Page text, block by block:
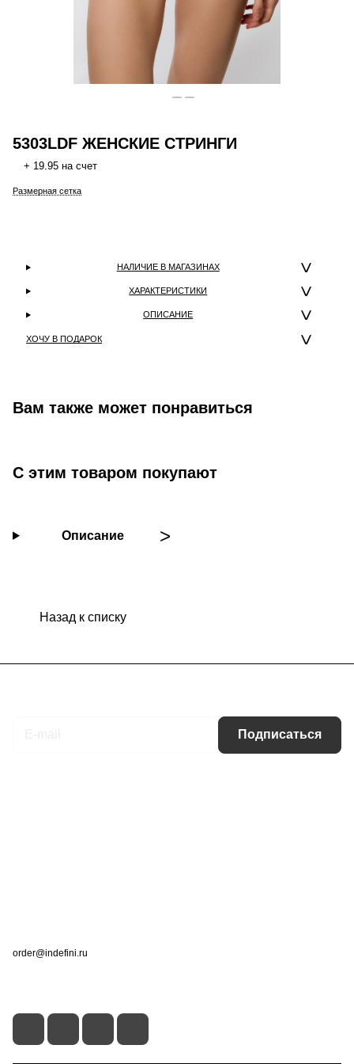
5303LDF ЖЕНСКИЕ СТРИНГИ
+ 19.95 на счет
Размерная сетка
НАЛИЧИЕ В МАГАЗИНАХ
ХАРАКТЕРИСТИКИ
ОПИСАНИЕ
ХОЧУ В ПОДАРОК
Вам также может понравиться
С этим товаром покупают
Описание
Назад к списку
Подписаться
order@indefini.ru